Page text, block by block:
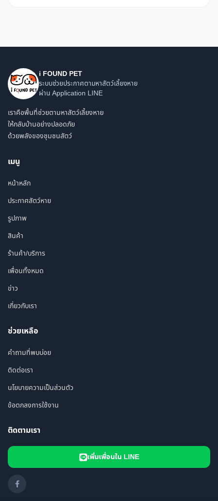
i FOUND PET
ระบบช่วยประกาศตามหาสัตว์เลี้ยงหาย
ผ่าน Application LINE
เราคือพื้นที่ช่วยตามหาสัตว์เลี้ยงหาย
ให้กลับบ้านอย่างปลอดภัย
ด้วยพลังของชุมชนสัตว์
เมนู
หน้าหลัก
ประกาศสัตว์หาย
รูปภาพ
สินค้า
ร้านค้า/บริการ
เพื่อนทั้งหมด
ข่าว
เกี่ยวกับเรา
ช่วยเหลือ
คำถามที่พบบ่อย
ติดต่อเรา
นโยบายความเป็นส่วนตัว
ข้อตกลงการใช้งาน
ติดตามเรา
เพิ่มเพื่อนใน LINE